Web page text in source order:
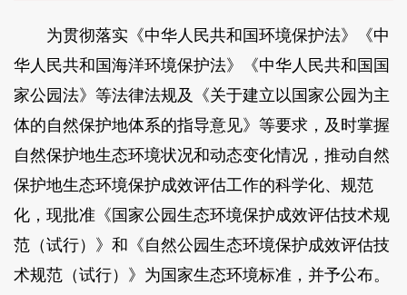
为贯彻落实《中华人民共和国环境保护法》《中
华人民共和国海洋环境保护法》《中华人民共和国国
家公园法》等法律法规及《关于建立以国家公园为主
体的自然保护地体系的指导意见》等要求，及时掌握
自然保护地生态环境状况和动态变化情况，推动自然
保护地生态环境保护成效评估工作的科学化、规范
化，现批准《国家公园生态环境保护成效评估技术规
范（试行）》和《自然公园生态环境保护成效评估技
术规范（试行）》为国家生态环境标准，并予公布。